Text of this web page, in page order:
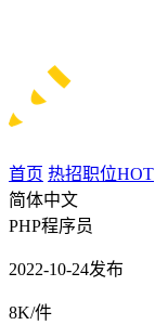
首页 热招职位HOT
简体中文
PHP程序员
2022-10-24发布
8K/件